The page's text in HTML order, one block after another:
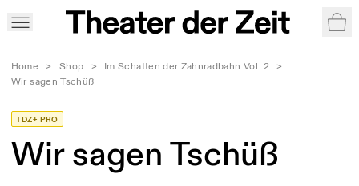
Home > Shop > Im Schatten der Zahnradbahn Vol. 2
>
Wir sagen Tschüß
TDZ+ PRO
Wir sagen Tschüß